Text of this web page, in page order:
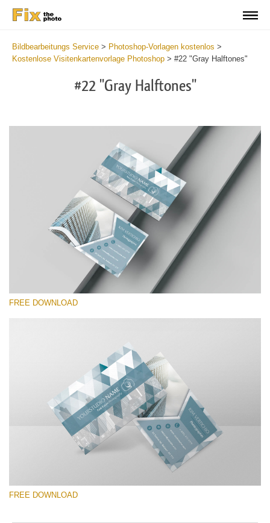
Bildbearbeitungs Service > Photoshop-Vorlagen kostenlos >
Kostenlose Visitenkartenvorlage Photoshop > #22 "Gray Halftones"
#22 "Gray Halftones"
Bitte wählen Sie
Free Template #22
Marketing Templates Photography
Kostenloser Download
FREE DOWNLOAD
FREE DOWNLOAD